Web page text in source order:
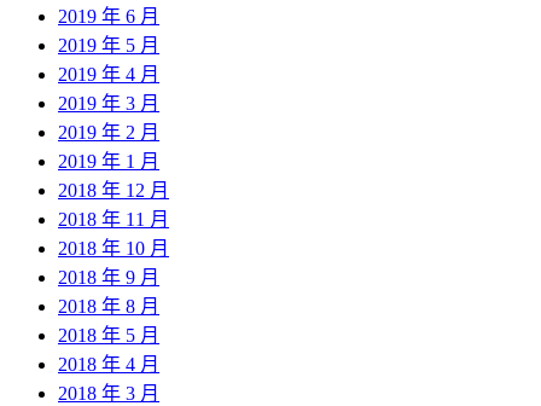
2019 年 6 月
2019 年 5 月
2019 年 4 月
2019 年 3 月
2019 年 2 月
2019 年 1 月
2018 年 12 月
2018 年 11 月
2018 年 10 月
2018 年 9 月
2018 年 8 月
2018 年 5 月
2018 年 4 月
2018 年 3 月